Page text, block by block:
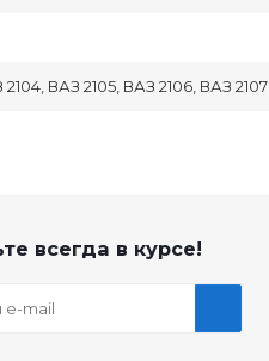
ВАЗ 2105, ВАЗ 2106, ВАЗ 2107
всегда в курсе!